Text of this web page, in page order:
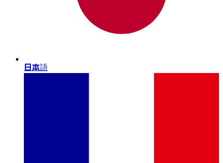
日本語